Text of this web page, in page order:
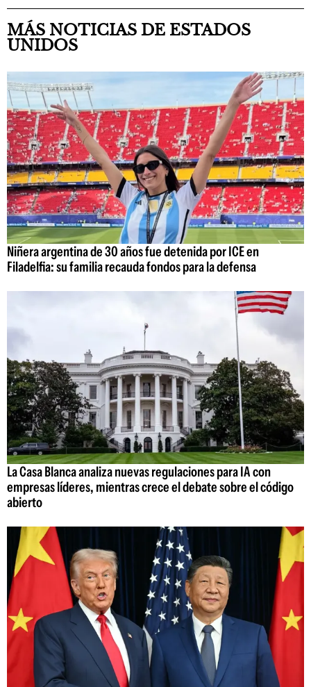
MÁS NOTICIAS DE ESTADOS
UNIDOS
Niñera argentina de 30 años fue detenida por ICE en
Filadelfia: su familia recauda fondos para la defensa
La Casa Blanca analiza nuevas regulaciones para IA con
empresas líderes, mientras crece el debate sobre el código
abierto